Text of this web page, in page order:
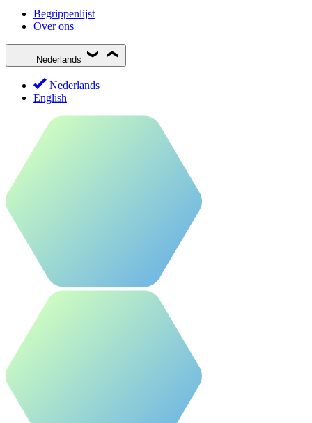
Begrippenlijst
Over ons
Nederlands
Nederlands
English